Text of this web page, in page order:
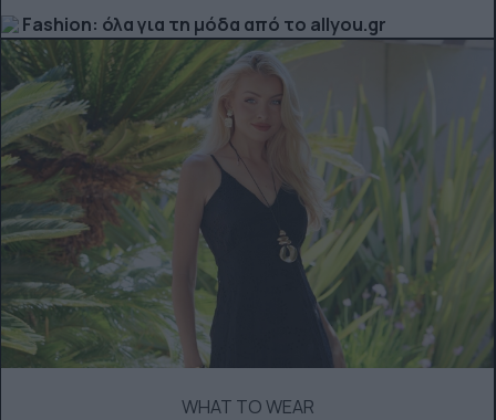
Fashion: όλα για τη μόδα από το allyou.gr
WHAT TO WEAR